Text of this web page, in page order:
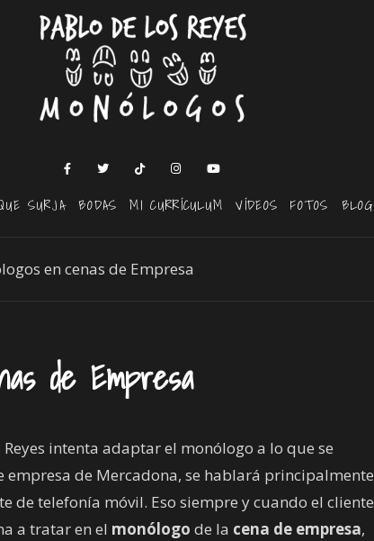
SURJA BODAS MI CURRÍCULUM VÍDEOS FOTOS BLOG
en cenas de Empresa
de Empresa
Reyes intenta adaptar el monólogo a lo que se
de Mercadona, se hablará principalmente
de telefonía móvil. Eso siempre y cuando el cliente
a tratar en el monólogo de la cena de empresa,